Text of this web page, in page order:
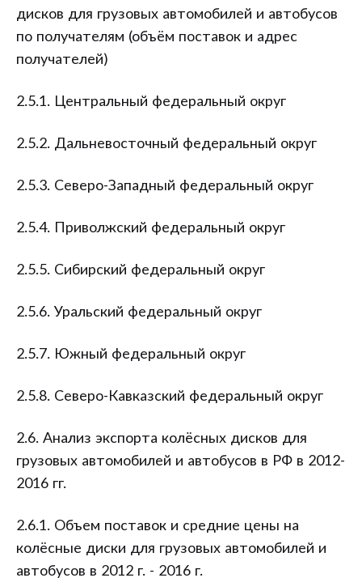
дисков для грузовых автомобилей и автобусов
по получателям (объём поставок и адрес
получателей)
2.5.1. Центральный федеральный округ
2.5.2. Дальневосточный федеральный округ
2.5.3. Северо-Западный федеральный округ
2.5.4. Приволжский федеральный округ
2.5.5. Сибирский федеральный округ
2.5.6. Уральский федеральный округ
2.5.7. Южный федеральный округ
2.5.8. Северо-Кавказский федеральный округ
2.6. Анализ экспорта колёсных дисков для
грузовых автомобилей и автобусов в РФ в 2012-
2016 гг.
2.6.1. Объем поставок и средние цены на
колёсные диски для грузовых автомобилей и
автобусов в 2012 г. - 2016 г.